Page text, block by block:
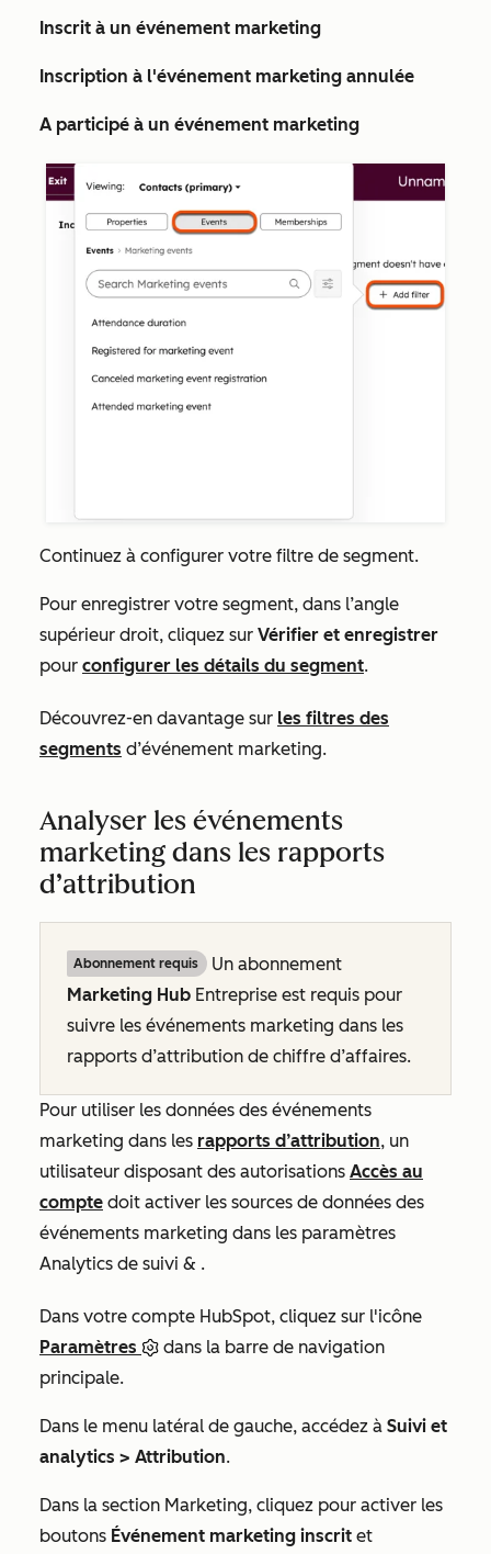
Inscrit à un événement marketing
Inscription à l'événement marketing annulée
A participé à un événement marketing
Continuez à configurer votre filtre de segment.
Pour enregistrer votre segment, dans l’angle
supérieur droit, cliquez sur Vérifier et enregistrer
pour configurer les détails du segment.
Découvrez-en davantage sur les filtres des
segments d’événement marketing.
Analyser les événements
marketing dans les rapports
d’attribution
Abonnement requis
Un abonnement
Marketing Hub Entreprise est requis pour
suivre les événements marketing dans les
rapports d’attribution de chiffre d’affaires.
Pour utiliser les données des événements
marketing dans les rapports d’attribution, un
utilisateur disposant des autorisations Accès au
compte doit activer les sources de données des
événements marketing dans les paramètres
Analytics de suivi & .
Dans votre compte HubSpot, cliquez sur l'icône
Paramètres
dans la barre de navigation
principale.
Dans le menu latéral de gauche, accédez à Suivi et
analytics > Attribution.
Dans la section Marketing, cliquez pour activer les
boutons Événement marketing inscrit et